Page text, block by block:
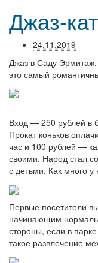
Джаз-
24.11.2019
Джаз в Саду Эрмитаж.
это самый
Вход — 250 рублей в
Прокат коньков
час и 100 рублей —
своими. Народ стал
с детьми. Как много
Первые посетители
начинающим
стороны, если в
такое развлечение